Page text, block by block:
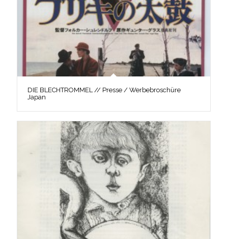
DIE BLECHTROMMEL // Presse / Werbebroschüre
Japan